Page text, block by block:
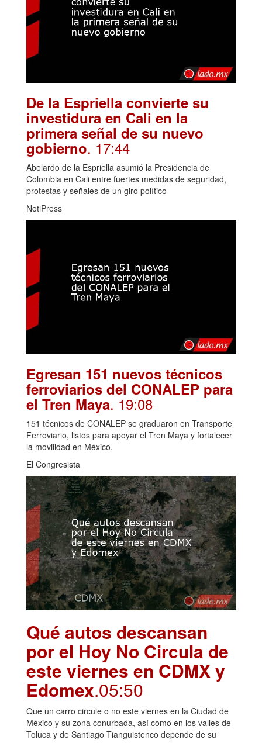
De la Espriella convierte su
investidura en Cali en la
primera señal de su nuevo
gobierno. 17:44
Abelardo de la Espriella asumió la Presidencia de
Colombia en Cali entre fuertes medidas de seguridad,
protestas y señales de un giro político
NotiPress
Egresan 151 nuevos técnicos
ferroviarios del CONALEP para
el Tren Maya. 19:08
151 técnicos de CONALEP se graduaron en Transporte
Ferroviario, listos para apoyar el Tren Maya y fortalecer
la movilidad en México.
El Congresista
Qué autos descansan
por el Hoy No Circula de
este viernes en CDMX y
Edomex.05:50
Que un carro circule o no este viernes en la Ciudad de
México y su zona conurbada, así como en los valles de
Toluca y de Santiago Tianguistenco depende de su